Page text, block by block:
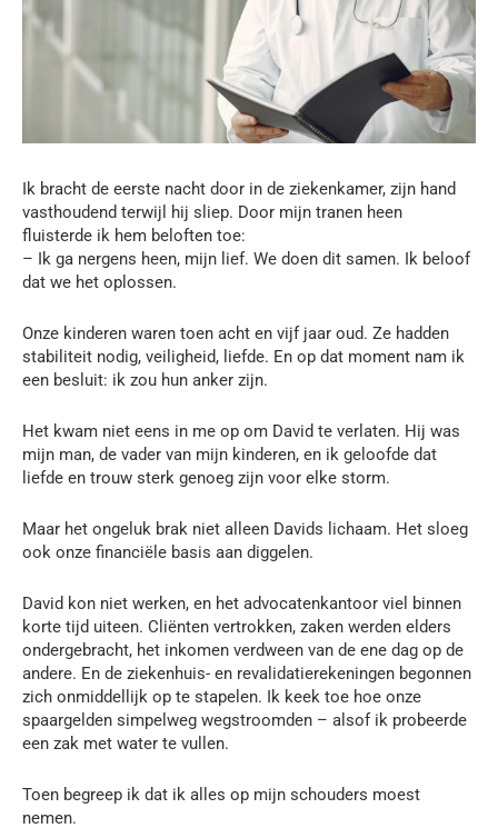
Ik bracht de eerste nacht door in de ziekenkamer, zijn hand
vasthoudend terwijl hij sliep. Door mijn tranen heen
fluisterde ik hem beloften toe:
– Ik ga nergens heen, mijn lief. We doen dit samen. Ik beloof
dat we het oplossen.
Onze kinderen waren toen acht en vijf jaar oud. Ze hadden
stabiliteit nodig, veiligheid, liefde. En op dat moment nam ik
een besluit: ik zou hun anker zijn.
Het kwam niet eens in me op om David te verlaten. Hij was
mijn man, de vader van mijn kinderen, en ik geloofde dat
liefde en trouw sterk genoeg zijn voor elke storm.
Maar het ongeluk brak niet alleen Davids lichaam. Het sloeg
ook onze financiële basis aan diggelen.
David kon niet werken, en het advocatenkantoor viel binnen
korte tijd uiteen. Cliënten vertrokken, zaken werden elders
ondergebracht, het inkomen verdween van de ene dag op de
andere. En de ziekenhuis- en revalidatierekeningen begonnen
zich onmiddellijk op te stapelen. Ik keek toe hoe onze
spaargelden simpelweg wegstroomden – alsof ik probeerde
een zak met water te vullen.
Toen begreep ik dat ik alles op mijn schouders moest
nemen.